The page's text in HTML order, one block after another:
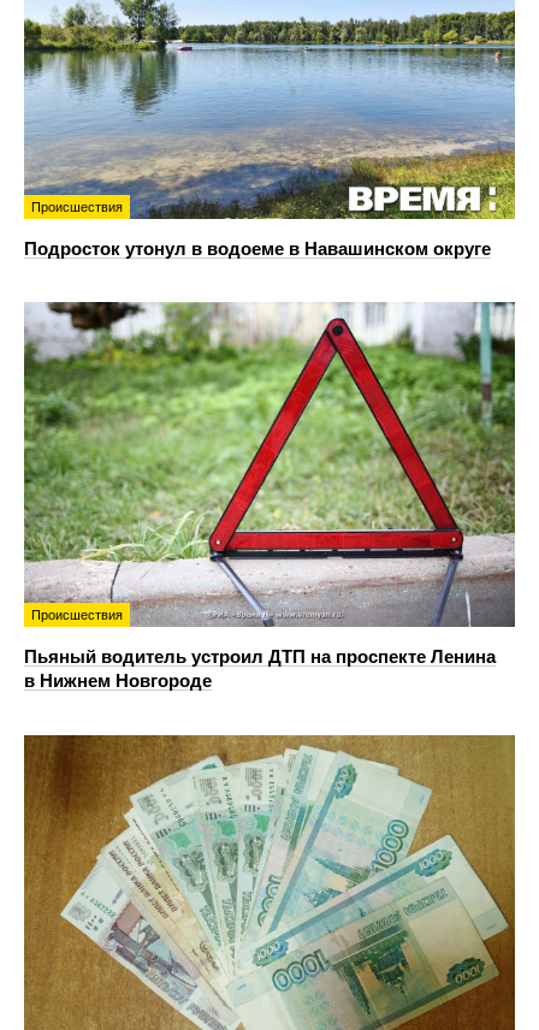
Происшествия
Подросток утонул в водоеме в Навашинском округе
Происшествия
Пьяный водитель устроил ДТП на проспекте Ленина
в Нижнем Новгороде